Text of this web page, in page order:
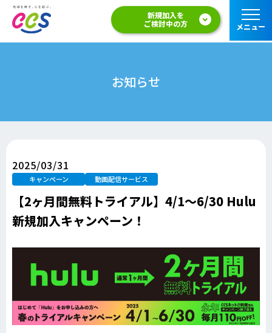
新規加入を
ご検討中の方
メニュー
お知らせ
2025/03/31
キャンペーン 動画配信サービス
【2ヶ月間無料トライアル】4/1～6/30 Hulu
新規加入キャンペーン！